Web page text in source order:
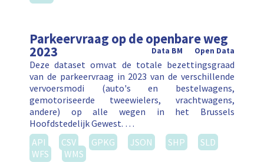
Parkeervraag op de openbare weg
2023 Open Data
Data BM
Deze dataset omvat de totale bezettingsgraad
van de parkeervraag in 2023 van de verschillende
vervoersmodi (auto's en bestelwagens,
gemotoriseerde tweewielers, vrachtwagens,
andere) op alle wegen in het Brussels
Hoofdstedelijk Gewest. …
API
CSV GPKG JSON SHP
SLD
WFS
WMS